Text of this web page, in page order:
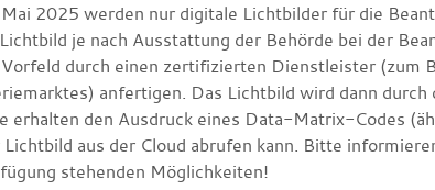
2025 werden nur digitale Lichtbilder für die
je nach Ausstattung der Behörde bei der
durch einen zertifizierten Dienstleister (zum
anfertigen. Das Lichtbild wird dann
erhalten den Ausdruck eines Data-Matrix-Codes
aus der Cloud abrufen kann. Bitte
stehenden Möglichkeiten!